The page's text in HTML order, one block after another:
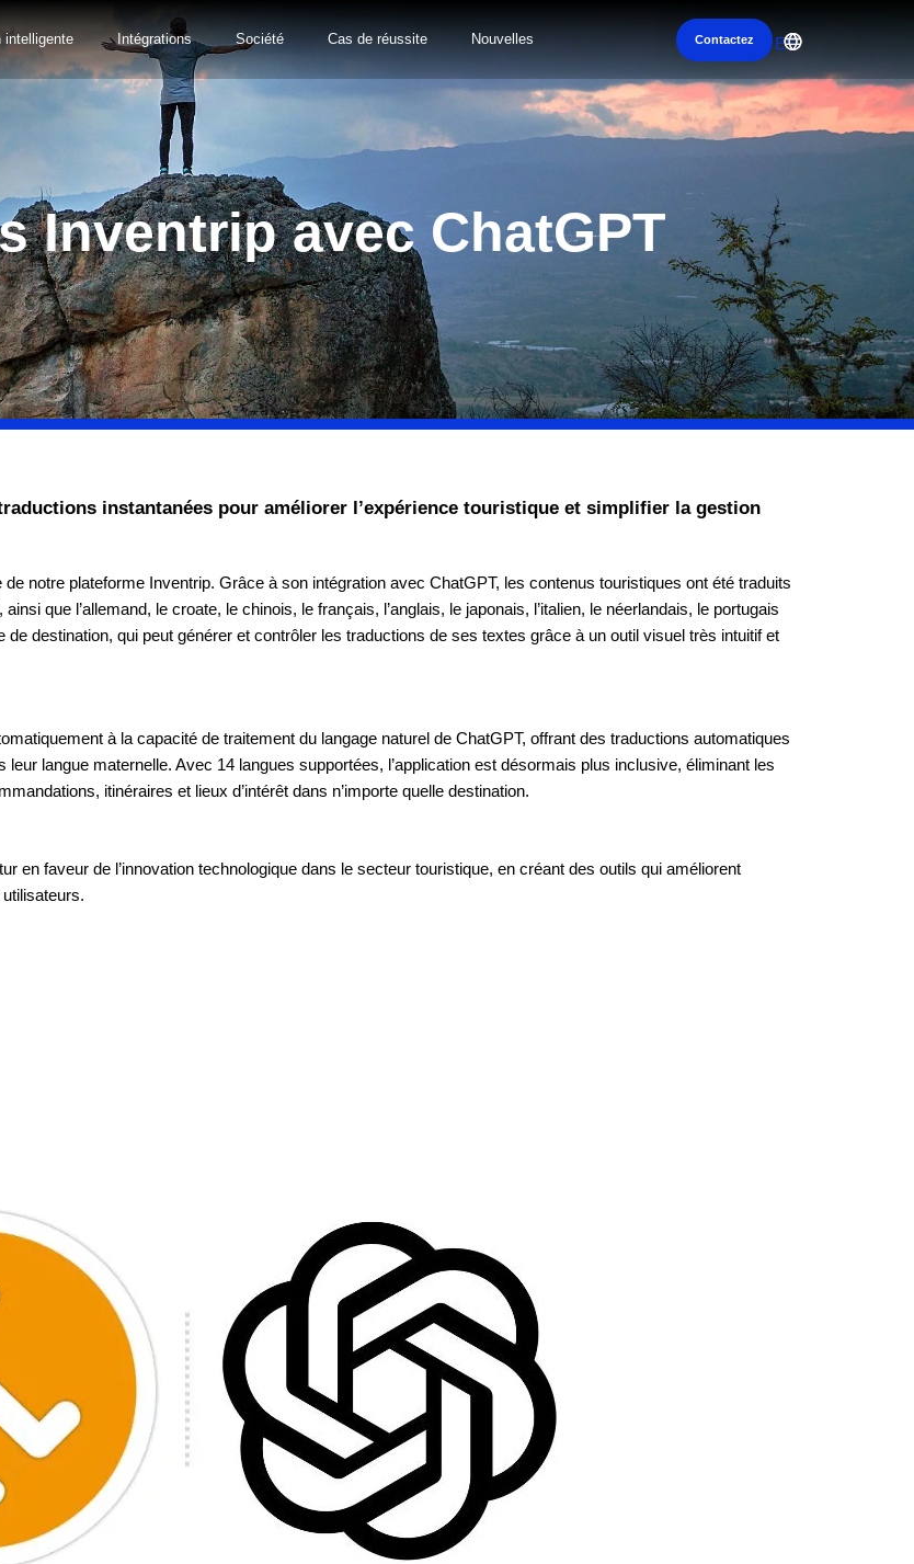
intelligente Intégrations Société Cas de réussite Nouvelles Contactez ES
Inventrip avec ChatGPT
instantanées pour améliorer l’expérience touristique et simplifier la gestion
notre plateforme Inventrip. Grâce à son intégration avec ChatGPT, les contenus touristiques ont été traduits
que l’allemand, le croate, le chinois, le français, l’anglais, le japonais, l’italien, le néerlandais, le portugais
destination, qui peut générer et contrôler les traductions de ses textes grâce à un outil visuel très intuitif et
à la capacité de traitement du langage naturel de ChatGPT, offrant des traductions automatiques
langue maternelle. Avec 14 langues supportées, l’application est désormais plus inclusive, éliminant les
itinéraires et lieux d’intérêt dans n’importe quelle destination.
en faveur de l’innovation technologique dans le secteur touristique, en créant des outils qui améliorent